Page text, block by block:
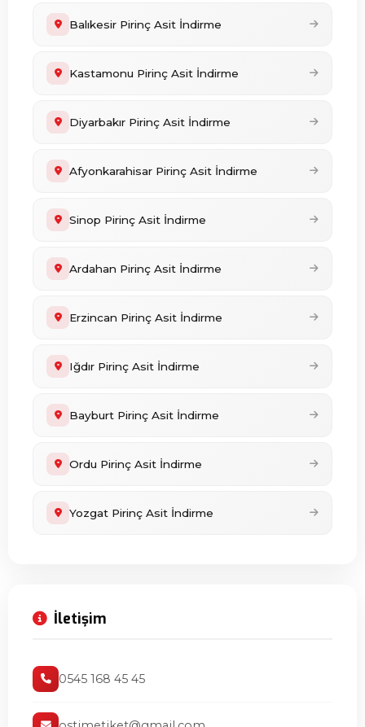
Balıkesir Pirinç Asit İndirme
Kastamonu Pirinç Asit İndirme
Diyarbakır Pirinç Asit İndirme
Afyonkarahisar Pirinç Asit İndirme
Sinop Pirinç Asit İndirme
Ardahan Pirinç Asit İndirme
Erzincan Pirinç Asit İndirme
Iğdır Pirinç Asit İndirme
Bayburt Pirinç Asit İndirme
Ordu Pirinç Asit İndirme
Yozgat Pirinç Asit İndirme
İletişim
0545 168 45 45